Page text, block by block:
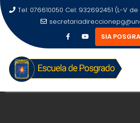
Tel: 076610050 Cel: 932692451 (L-V
SIA